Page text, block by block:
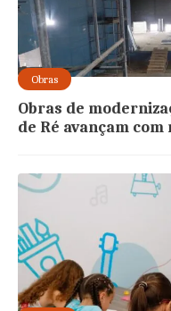
Obras
Obras de
de Ré avançam